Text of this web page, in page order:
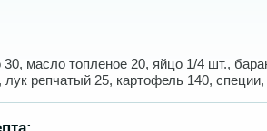
масло топленое 20, яйцо 1/4 шт.,
лук репчатый 25, картофель 140,